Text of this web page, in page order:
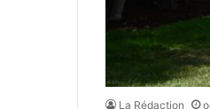
La Rédaction